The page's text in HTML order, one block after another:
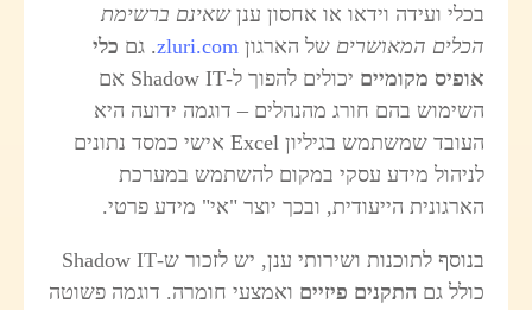
ועידה וידאו או אחסון ענןשאינם ברשימת
המאושריםשל הארגוןzluri.com. גםכלי
מקומיים
יכולים להפוך ל-Shadow IT אם
בהם חורג מהנהלים – דוגמה ידועה היא
העובד שמשתמש בגיליון Excel אישי כמסד נתונים
מידע עסקי במקום להשתמש במערכת
הייעודית, ובכך יוצר "אי" מידע פרטי.
בנוסף לתוכנות ושירותי ענן, יש לזכור ש-Shadow IT
גםהתקנים פיזיים ואמצעי חומרה. דוגמה פשוטה